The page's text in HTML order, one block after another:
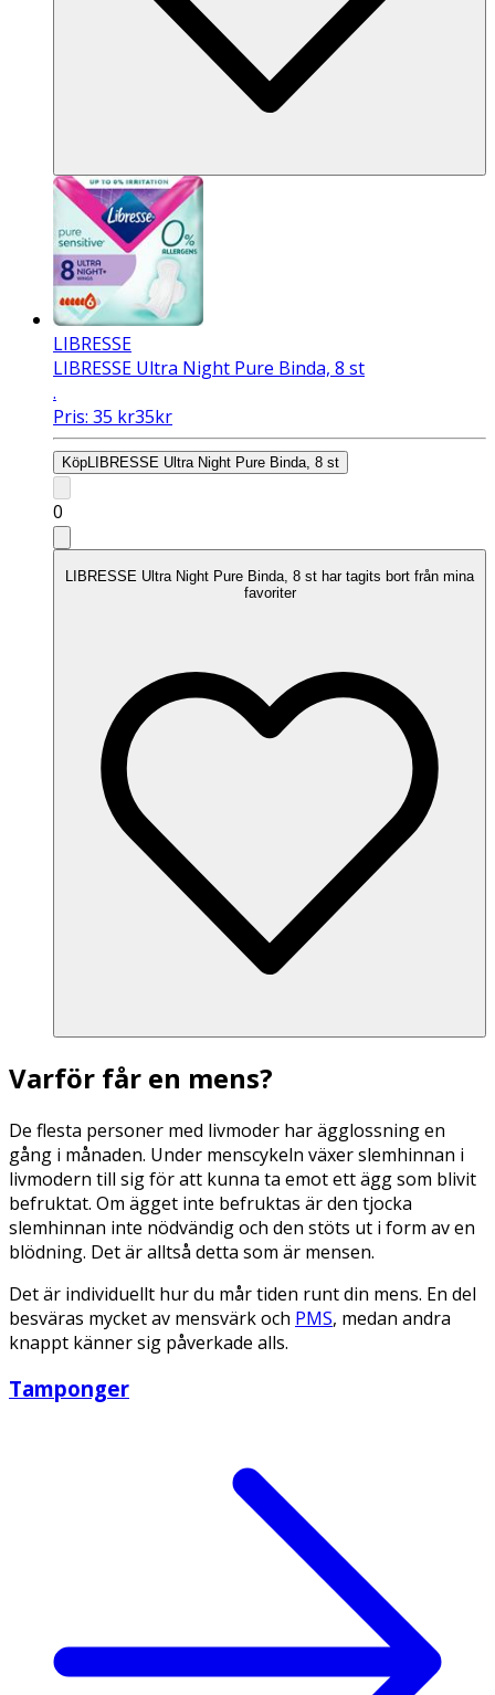
LIBRESSE
LIBRESSE Ultra Night Pure Binda, 8 st
.
Pris: 35 kr35kr
KöpLIBRESSE Ultra Night Pure Binda, 8 st
0
LIBRESSE Ultra Night Pure Binda, 8 st har tagits bort från mina
favoriter
Varför får en mens?
De flesta personer med livmoder har ägglossning en
gång i månaden. Under menscykeln växer slemhinnan i
livmodern till sig för att kunna ta emot ett ägg som blivit
befruktat. Om ägget inte befruktas är den tjocka
slemhinnan inte nödvändig och den stöts ut i form av en
blödning. Det är alltså detta som är mensen.
Det är individuellt hur du mår tiden runt din mens. En del
besväras mycket av mensvärk och PMS, medan andra
knappt känner sig påverkade alls.
Tamponger